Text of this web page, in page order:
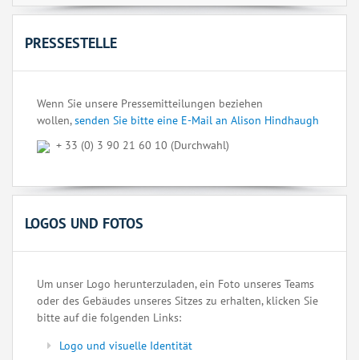
PRESSESTELLE
Wenn Sie unsere Pressemitteilungen beziehen
wollen,senden Sie bitte eine E-Mail an Alison Hindhaugh
+ 33 (0) 3 90 21 60 10 (Durchwahl)
LOGOS UND FOTOS
Um unser Logo herunterzuladen, ein Foto unseres Teams
oder des Gebäudes unseres Sitzes zu erhalten, klicken Sie
bitte auf die folgenden Links:
Logo und visuelle Identität